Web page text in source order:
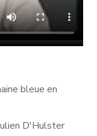
bleue en
D'Hulster